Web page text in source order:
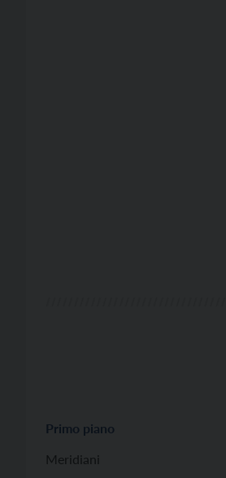
Primo piano
Meridiani